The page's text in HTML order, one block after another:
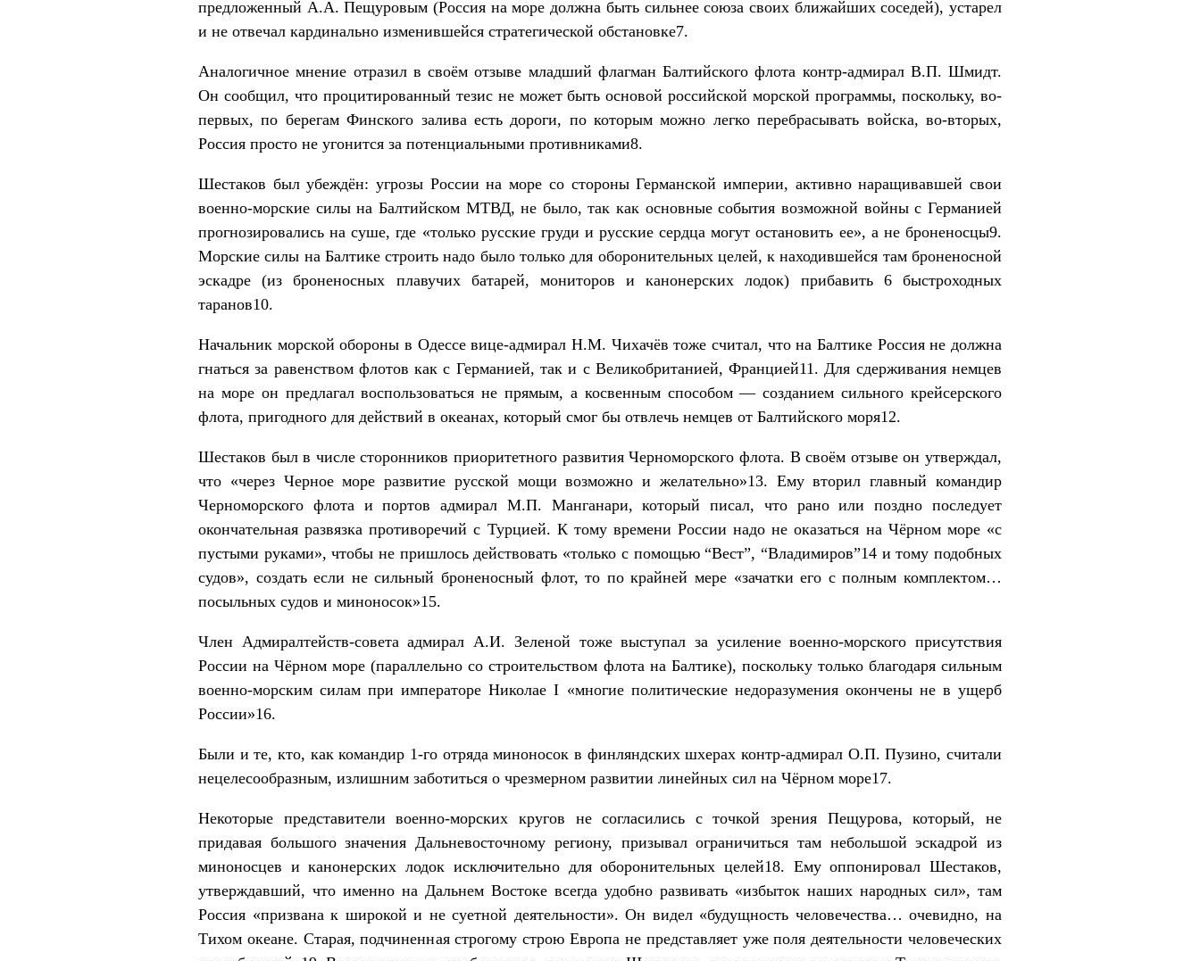
предложенный А.А. Пещуровым (Россия на море должна быть сильнее союза своих ближайших соседей), устарел
и не отвечал кардинально изменившейся стратегической обстановке7.
Аналогичное мнение отразил в своём отзыве младший флагман Балтийского флота контр-адмирал В.П. Шмидт.
Он сообщил, что процитированный тезис не может быть основой российской морской программы, поскольку, во-
первых, по берегам Финского залива есть дороги, по которым можно легко перебрасывать войска, во-вторых,
Россия просто не угонится за потенциальными противниками8.
Шестаков был убеждён: угрозы России на море со стороны Германской империи, активно наращивавшей свои
военно-морские силы на Балтийском МТВД, не было, так как основные события возможной войны с Германией
прогнозировались на суше, где «только русские груди и русские сердца могут остановить ее», а не броненосцы9.
Морские силы на Балтике строить надо было только для оборонительных целей, к находившейся там броненосной
эскадре (из броненосных плавучих батарей, мониторов и канонерских лодок) прибавить 6 быстроходных
таранов10.
Начальник морской обороны в Одессе вице-адмирал Н.М. Чихачёв тоже считал, что на Балтике Россия не должна
гнаться за равенством флотов как с Германией, так и с Великобританией, Францией11. Для сдерживания немцев
на море он предлагал воспользоваться не прямым, а косвенным способом — созданием сильного крейсерского
флота, пригодного для действий в океанах, который смог бы отвлечь немцев от Балтийского моря12.
Шестаков был в числе сторонников приоритетного развития Черноморского флота. В своём отзыве он утверждал,
что «через Черное море развитие русской мощи возможно и желательно»13. Ему вторил главный командир
Черноморского флота и портов адмирал М.П. Манганари, который писал, что рано или поздно последует
окончательная развязка противоречий с Турцией. К тому времени России надо не оказаться на Чёрном море «с
пустыми руками», чтобы не пришлось действовать «только с помощью “Вест”, “Владимиров”14 и тому подобных
судов», создать если не сильный броненосный флот, то по крайней мере «зачатки его с полным комплектом…
посыльных судов и миноносок»15.
Член Адмиралтейств-совета адмирал А.И. Зеленой тоже выступал за усиление военно-морского присутствия
России на Чёрном море (параллельно со строительством флота на Балтике), поскольку только благодаря сильным
военно-морским силам при императоре Николае I «многие политические недоразумения окончены не в ущерб
России»16.
Были и те, кто, как командир 1-го отряда миноносок в финляндских шхерах контр-адмирал О.П. Пузино, считали
нецелесообразным, излишним заботиться о чрезмерном развитии линейных сил на Чёрном море17.
Некоторые представители военно-морских кругов не согласились с точкой зрения Пещурова, который, не
придавая большого значения Дальневосточному региону, призывал ограничиться там небольшой эскадрой из
миноносцев и канонерских лодок исключительно для оборонительных целей18. Ему оппонировал Шестаков,
утверждавший, что именно на Дальнем Востоке всегда удобно развивать «избыток наших народных сил», там
Россия «призвана к широкой и не суетной деятельности». Он видел «будущность человечества… очевидно, на
Тихом океане. Старая, подчиненная строгому строю Европа не представляет уже поля деятельности человеческих